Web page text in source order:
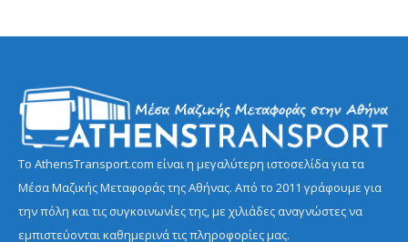
Το AthensTransport.com είναι η μεγαλύτερη ιστοσελίδα για τα
Μέσα Μαζικής Μεταφοράς της Αθήνας. Από το 2011 γράφουμε για
την πόλη και τις συγκοινωνίες της, με χιλιάδες αναγνώστες να
εμπιστεύονται καθημερινά τις πληροφορίες μας.